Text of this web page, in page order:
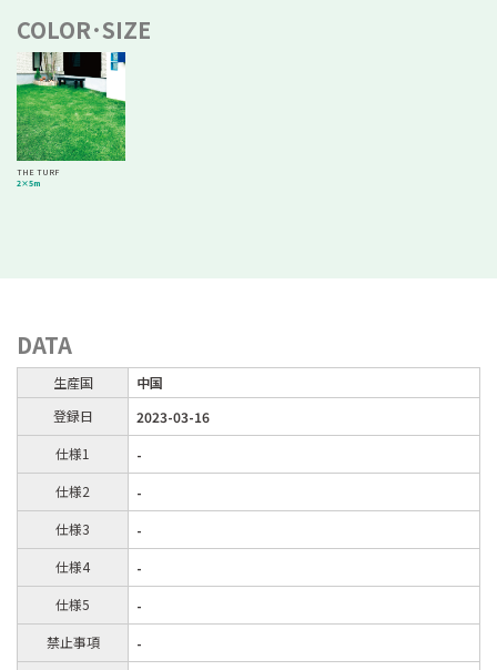
COLOR･SIZE
THE TURF
2×5m
DATA
生産国
中国
登録日
2023-03-16
仕様1
-
仕様2
-
仕様3
-
仕様4
-
仕様5
-
禁止事項
-